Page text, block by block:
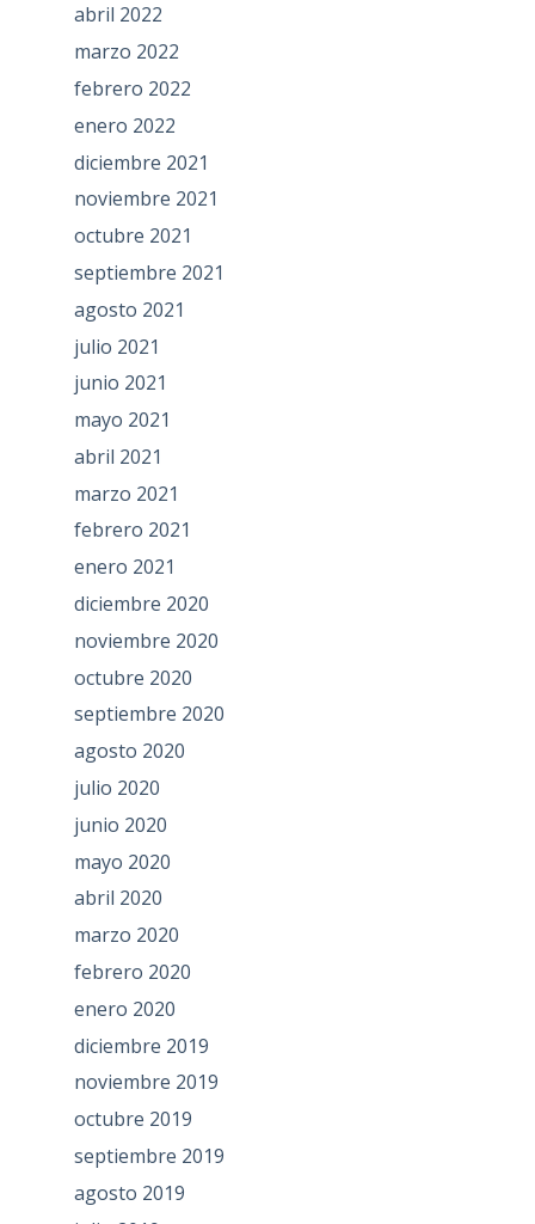
abril 2022
marzo 2022
febrero 2022
enero 2022
diciembre 2021
noviembre 2021
octubre 2021
septiembre 2021
agosto 2021
julio 2021
junio 2021
mayo 2021
abril 2021
marzo 2021
febrero 2021
enero 2021
diciembre 2020
noviembre 2020
octubre 2020
septiembre 2020
agosto 2020
julio 2020
junio 2020
mayo 2020
abril 2020
marzo 2020
febrero 2020
enero 2020
diciembre 2019
noviembre 2019
octubre 2019
septiembre 2019
agosto 2019